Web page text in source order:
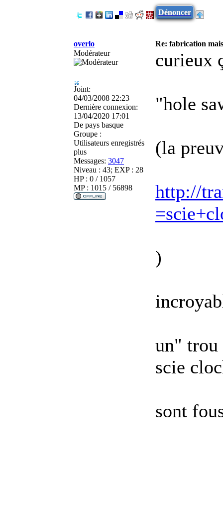
Dénoncer
overlo
Re: fabrication
Modérateur
Joint:
04/03/2008 22:23
Dernière connexion:
13/04/2020 17:01
De pays basque
Groupe :
Utilisateurs enregistrés
plus
Messages: 3047
Niveau : 43; EXP : 28
HP : 0 / 1057
MP : 1015 / 56898
curieux
"hole
(la
http://
)
un" trou
scie
sont